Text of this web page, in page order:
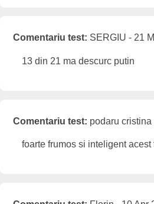
Comentariu test: SERGIU - 21
13 din 21 ma descurc putin
Comentariu test: podaru cristina
foarte frumos si inteligent acest